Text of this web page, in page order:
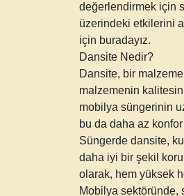
değerlendirmek için
üzerindeki etkilerini
için buradayız.
Dansite Nedir?
Dansite, bir
malzemenin
mobilya süngerinin
bu da daha az
Süngerde dansite,
daha iyi bir şekil
olarak, hem yüksek
Mobilya sektöründe,